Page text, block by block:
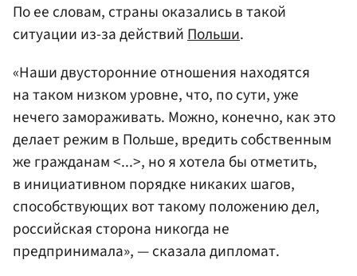
По ее словам, страны оказались в такой
ситуации из-за действийПольши.
«Наши двусторонние отношения находятся
на таком низком уровне, что, по сути, уже
нечего замораживать. Можно, конечно, как это
делает режим в Польше, вредить собственным
же гражданам <...>, но я хотела бы отметить,
в инициативном порядке никаких шагов,
способствующих вот такому положению дел,
российская сторона никогда не
предпринимала», — сказала дипломат.